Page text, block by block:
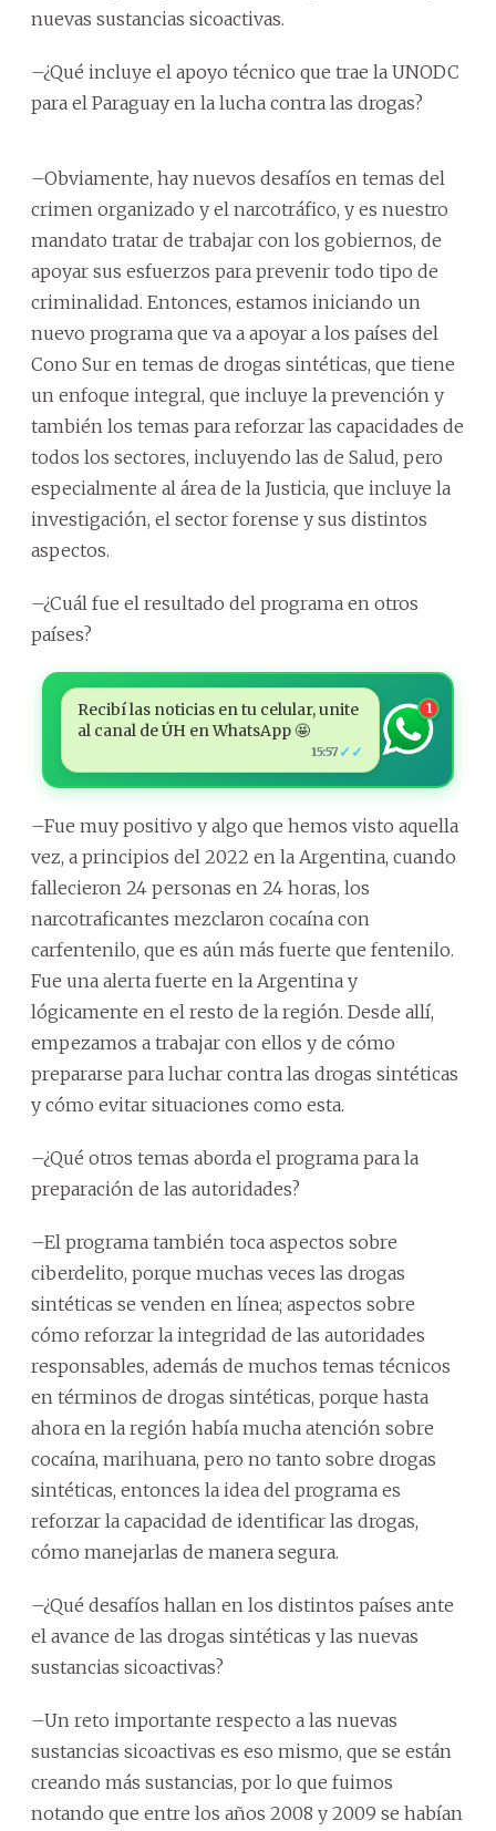
nuevas sustancias sicoactivas.
–¿Qué incluye el apoyo técnico que trae la UNODC
para el Paraguay en la lucha contra las drogas?
–Obviamente, hay nuevos desafíos en temas del
crimen organizado y el narcotráfico, y es nuestro
mandato tratar de trabajar con los gobiernos, de
apoyar sus esfuerzos para prevenir todo tipo de
criminalidad. Entonces, estamos iniciando un
nuevo programa que va a apoyar a los países del
Cono Sur en temas de drogas sintéticas, que tiene
un enfoque integral, que incluye la prevención y
también los temas para reforzar las capacidades de
todos los sectores, incluyendo las de Salud, pero
especialmente al área de la Justicia, que incluye la
investigación, el sector forense y sus distintos
aspectos.
–¿Cuál fue el resultado del programa en otros
países?
Recibí las noticias en tu celular, unite
al canal de ÚH en WhatsApp 🤩
15:57 ✓✓
1
–Fue muy positivo y algo que hemos visto aquella
vez, a principios del 2022 en la Argentina, cuando
fallecieron 24 personas en 24 horas, los
narcotraficantes mezclaron cocaína con
carfentenilo, que es aún más fuerte que fentenilo.
Fue una alerta fuerte en la Argentina y
lógicamente en el resto de la región. Desde allí,
empezamos a trabajar con ellos y de cómo
prepararse para luchar contra las drogas sintéticas
y cómo evitar situaciones como esta.
–¿Qué otros temas aborda el programa para la
preparación de las autoridades?
–El programa también toca aspectos sobre
ciberdelito, porque muchas veces las drogas
sintéticas se venden en línea; aspectos sobre
cómo reforzar la integridad de las autoridades
responsables, además de muchos temas técnicos
en términos de drogas sintéticas, porque hasta
ahora en la región había mucha atención sobre
cocaína, marihuana, pero no tanto sobre drogas
sintéticas, entonces la idea del programa es
reforzar la capacidad de identificar las drogas,
cómo manejarlas de manera segura.
–¿Qué desafíos hallan en los distintos países ante
el avance de las drogas sintéticas y las nuevas
sustancias sicoactivas?
–Un reto importante respecto a las nuevas
sustancias sicoactivas es eso mismo, que se están
creando más sustancias, por lo que fuimos
notando que entre los años 2008 y 2009 se habían